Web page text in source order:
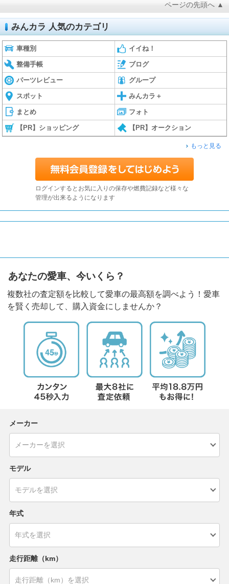
ページの先頭へ ▲
みんカラ 人気のカテゴリ
車種別 イイね！
整備手帳 ブログ
パーツレビュー グループ
スポット みんカラ＋
まとめ フォト
【PR】ショッピング 【PR】オークション
もっと見る
ログインするとお気に入りの保存や燃費記録など様々な
管理が出来るようになります
あなたの愛車、今いくら？
複数社の査定額を比較して愛車の最高額を調べよう！愛車
を賢く売却して、購入資金にしませんか？
メーカー
モデル
年式
走行距離（km）